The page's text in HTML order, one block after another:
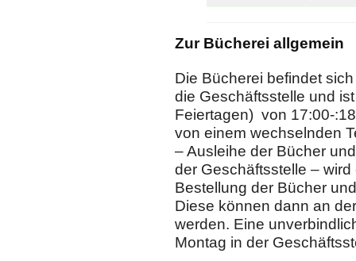
Zur Bücherei allgemein
Die Bücherei befindet
die Geschäftsstelle und
Feiertagen) von 17:00-
von einem wechselnden
– Ausleihe der Bücher
der Geschäftsstelle –
Bestellung der Bücher
Diese können dann an
werden. Eine
Montag in der